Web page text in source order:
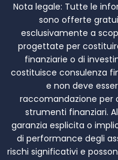
Nota legale: Tutte le
sono offerte
esclusivamente a
progettate per
finanziarie o di
costituisce consulenza
e non deve
raccomandazione per
strumenti finanziari.
garanzia esplicita o
di performance degli
rischi significativi e